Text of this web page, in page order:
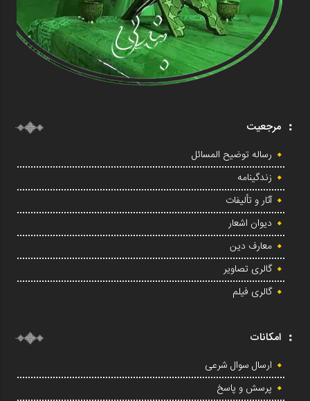
مرجعیت
رساله توضیح المسائل
زندگینامه
آثار و تألیفات
دیوان اشعار
معارف دین
گالری تصاویر
گالری فیلم
امکانات
ارسال سوال شرعی
پرسش و پاسخ